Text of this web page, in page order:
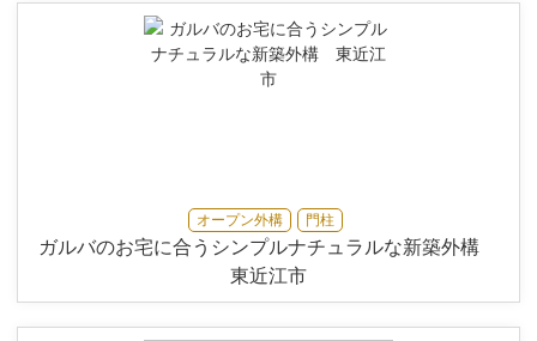
オープン外構 門柱
ガルバのお宅に合うシンプルナチュラルな新築外構
東近江市